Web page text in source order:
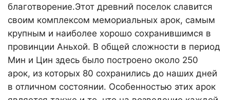
благотворение.Этот древний поселок славится
своим комплексом мемориальных арок, самым
крупным и наиболее хорошо сохранившимся в
провинции Аньхой. В общей сложности в период
Мин и Цин здесь было построено около 250
арок, из которых 80 сохранились до наших дней
в отличном состоянии. Особенностью этих арок